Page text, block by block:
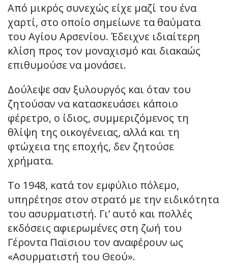
Από μικρός συνεχώς είχε μαζί του ένα
χαρτί, στο οποίο σημείωνε τα θαύματα
του Αγίου Αρσενίου. Έδειχνε ιδιαίτερη
κλίση προς τον μοναχισμό και διακαώς
επιθυμούσε να μονάσει.
Δούλεψε σαν ξυλουργός και όταν του
ζητούσαν να κατασκευάσει κάποιο
φέρετρο, ο ίδιος, συμμεριζόμενος τη
θλίψη της οικογένειας, αλλά και τη
φτώχεια της εποχής, δεν ζητούσε
χρήματα.
Το 1948, κατά τον εμφύλιο πόλεμο,
υπηρέτησε στον στρατό με την ειδικότητα
του ασυρματιστή. Γι’ αυτό και πολλές
εκδόσεις αφιερωμένες στη ζωή του
Γέροντα Παϊσιου τον αναφέρουν ως
«Ασυρματιστή του Θεού».